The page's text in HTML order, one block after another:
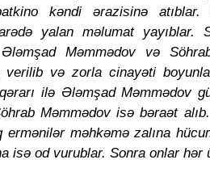
kəndi ərazisinə
yalan məlumat yayıblar.
Məmmədov və
və zorla cinayəti
ilə Ələmşad Məmmədov
Məmmədov isə bəraət
məhkəmə zalına
isə od vurublar. Sonra onlar hər